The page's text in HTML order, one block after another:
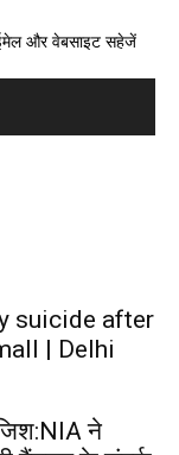
ईमेल और वेबसाइट सहेजें
suicide after
| Delhi
ने